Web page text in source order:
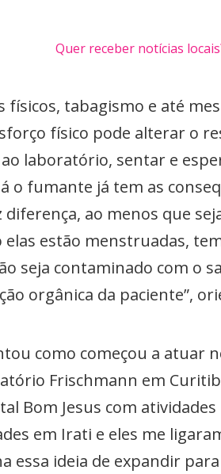
Quer receber notícias
físicos, tabagismo e até
físico pode alterar o
laboratório, sentar e
o fumante já tem as
ao menos que
estão menstruadas,
seja contaminado com o
orgânica da paciente”,
como começou a atuar
Frischmann em
Bom Jesus com
em Irati e eles me
essa ideia de expandir